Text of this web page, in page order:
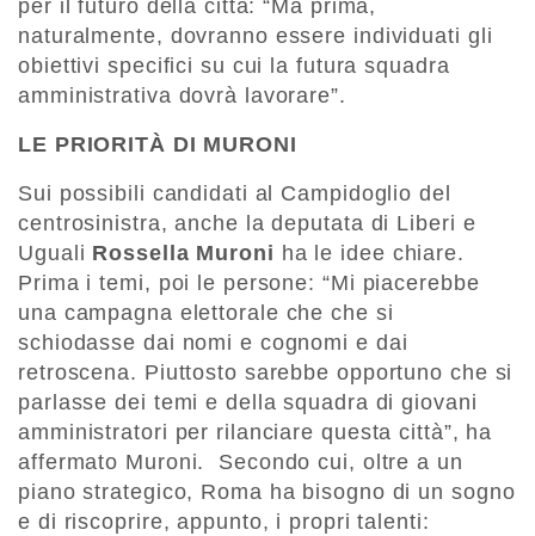
per il futuro della città: “Ma prima,
naturalmente, dovranno essere individuati gli
obiettivi specifici su cui la futura squadra
amministrativa dovrà lavorare”.
LE PRIORITÀ DI MURONI
Sui possibili candidati al Campidoglio del
centrosinistra, anche la deputata di Liberi e
Uguali Rossella Muroni ha le idee chiare.
Prima i temi, poi le persone: “Mi piacerebbe
una campagna elettorale che che si
schiodasse dai nomi e cognomi e dai
retroscena. Piuttosto sarebbe opportuno che si
parlasse dei temi e della squadra di giovani
amministratori per rilanciare questa città”, ha
affermato Muroni. Secondo cui, oltre a un
piano strategico, Roma ha bisogno di un sogno
e di riscoprire, appunto, i propri talenti: